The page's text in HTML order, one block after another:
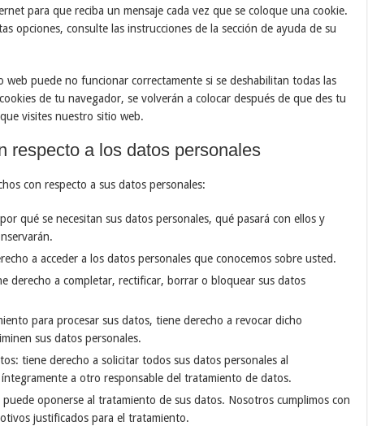
para que reciba un mensaje cada vez que se coloque una cookie.
opciones, consulte las instrucciones de la sección de ayuda de su
web puede no funcionar correctamente si se deshabilitan todas las
de tu navegador, se volverán a colocar después de que des tu
visites nuestro sitio web.
respecto a los datos personales
con respecto a sus datos personales:
qué se necesitan sus datos personales, qué pasará con ellos y
a acceder a los datos personales que conocemos sobre usted.
derecho a completar, rectificar, borrar o bloquear sus datos
para procesar sus datos, tiene derecho a revocar dicho
sus datos personales.
tiene derecho a solicitar todos sus datos personales al
a otro responsable del tratamiento de datos.
oponerse al tratamiento de sus datos. Nosotros cumplimos con
justificados para el tratamiento.